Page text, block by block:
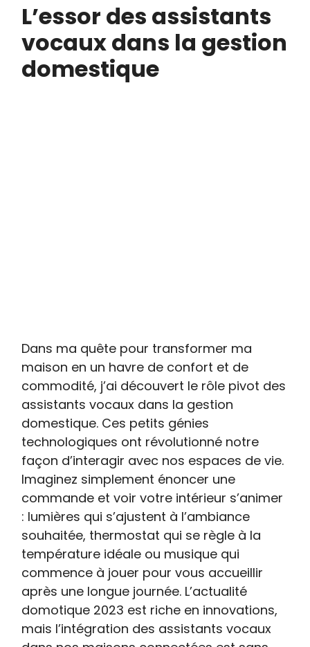
L’essor des assistants
vocaux dans la gestion
domestique
Dans ma quête pour transformer ma
maison en un havre de confort et de
commodité, j’ai découvert le rôle pivot des
assistants vocaux dans la gestion
domestique. Ces petits génies
technologiques ont révolutionné notre
façon d’interagir avec nos espaces de vie.
Imaginez simplement énoncer une
commande et voir votre intérieur s’animer
: lumières qui s’ajustent à l’ambiance
souhaitée, thermostat qui se règle à la
température idéale ou musique qui
commence à jouer pour vous accueillir
après une longue journée. L’actualité
domotique 2023 est riche en innovations,
mais l’intégration des assistants vocaux